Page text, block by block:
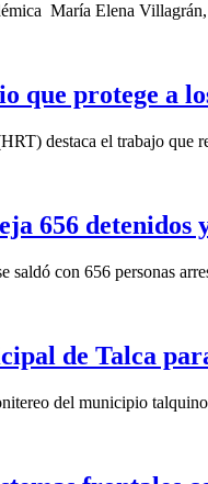
María Elena
que protege a
destaca el trabajo que
656 detenidos
con 656 personas
de Talca
del municipio